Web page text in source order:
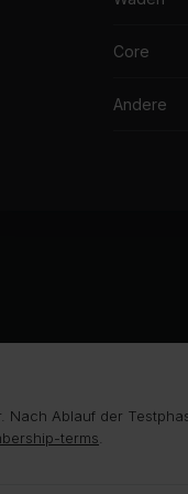
Core
Andere
Nach Ablauf der
terms